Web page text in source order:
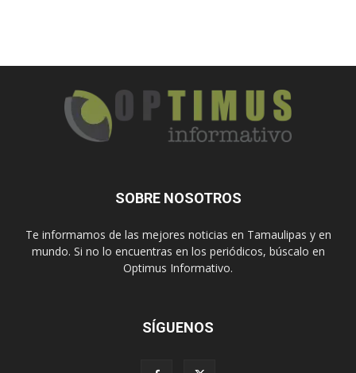
SOBRE NOSOTROS
Te informamos de las mejores noticias en Tamaulipas y en
mundo. Si no lo encuentras en los periódicos, búscalo en
Optimus Informativo.
SÍGUENOS